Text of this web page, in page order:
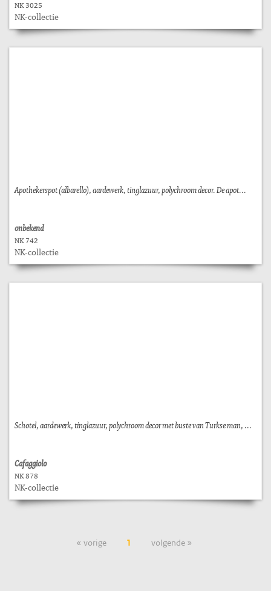
NK 3025
NK-collectie
Apothekerspot (albarello), aardewerk, tinglazuur, polychroom decor. De apot...
onbekend
NK 742
NK-collectie
Schotel, aardewerk, tinglazuur, polychroom decor met buste van Turkse man, ...
Cafaggiolo
NK 878
NK-collectie
« vorige 1 volgende »